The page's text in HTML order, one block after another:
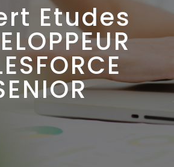
Etudes